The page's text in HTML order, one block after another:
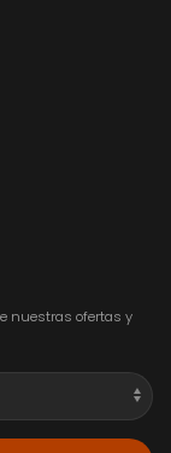
nuestras ofertas y